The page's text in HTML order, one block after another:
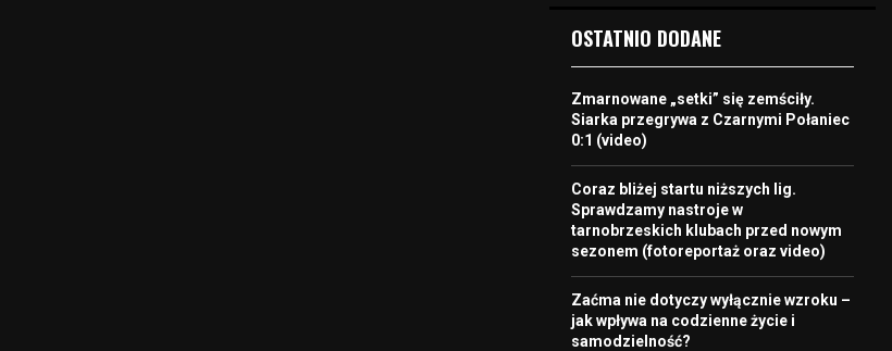
OSTATNIO DODANE
Zmarnowane „setki” się zemściły.
Siarka przegrywa z Czarnymi Połaniec
0:1 (video)
Coraz bliżej startu niższych lig.
Sprawdzamy nastroje w
tarnobrzeskich klubach przed nowym
sezonem (fotoreportaż oraz video)
Zaćma nie dotyczy wyłącznie wzroku –
jak wpływa na codzienne życie i
samodzielność?